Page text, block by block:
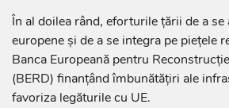
În al doilea rând, eforturile țării de a
europene și de a se integra pe piețele
Banca Europeană pentru
(BERD) finanțând îmbunătățiri ale
favoriza legăturile cu UE.